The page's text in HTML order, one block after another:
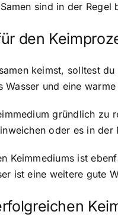
sind in der
den
keimst, solltest
Wasser und eine
gründlich zu
oder es in
Keimmediums ist
ist eine weitere gute